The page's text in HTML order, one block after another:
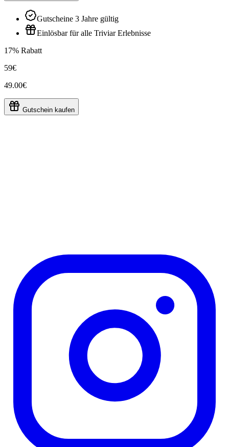
Gutscheine 3 Jahre gültig
Einlösbar für alle Triviar Erlebnisse
17% Rabatt
59€
49.00€
Gutschein kaufen